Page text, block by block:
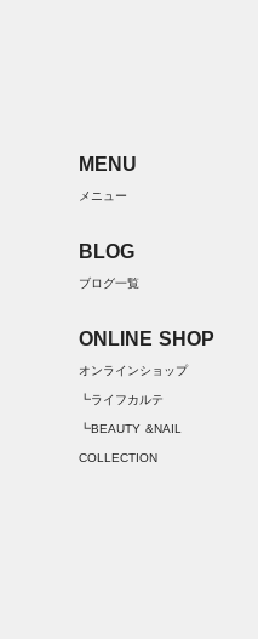
MENU
メニュー
BLOG
ブログ一覧
ONLINE SHOP
オンラインショップ
┗ライフカルテ
┗BEAUTY &NAIL
COLLECTION